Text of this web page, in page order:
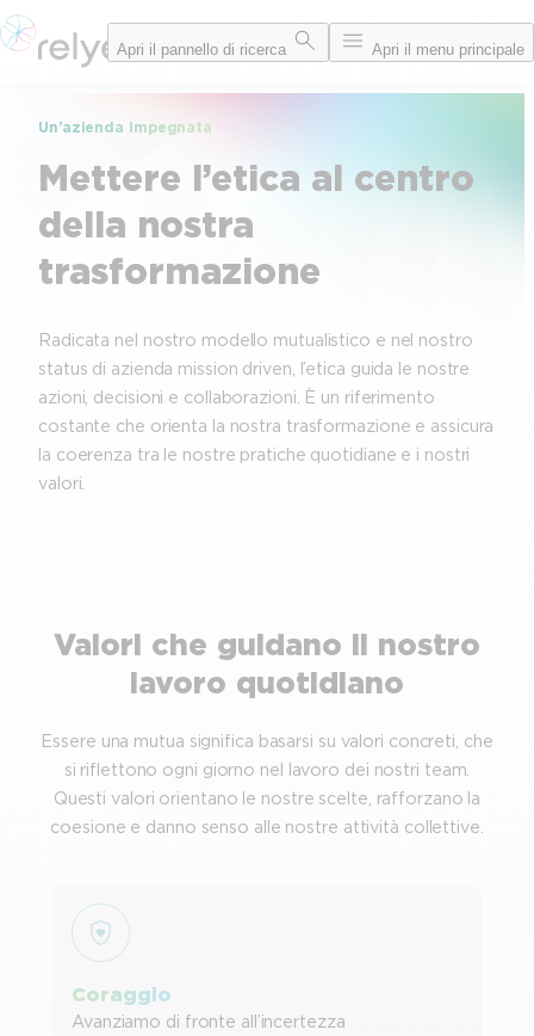
Vai
al
Apri il pannello di ricerca Apri il menu principale
Un’azienda impegnata
Mettere l’etica al centro
della nostra
trasformazione
Radicata nel nostro modello mutualistico e nel nostro
status di azienda mission driven, l’etica guida le nostre
azioni, decisioni e collaborazioni. È un riferimento
costante che orienta la nostra trasformazione e assicura
la coerenza tra le nostre pratiche quotidiane e i nostri
valori.
Valori che guidano il nostro
lavoro quotidiano
Essere una mutua significa basarsi su valori concreti, che
si riflettono ogni giorno nel lavoro dei nostri team.
Questi valori orientano le nostre scelte, rafforzano la
coesione e danno senso alle nostre attività collettive.
Coraggio
Avanziamo di fronte all’incertezza